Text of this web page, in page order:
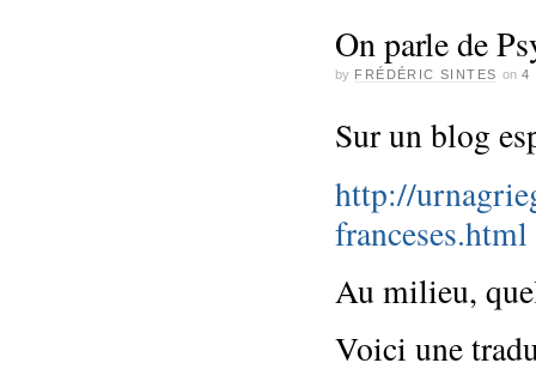
On parle de
by FRÉDÉRIC SINTES on 4
Sur un blog
http://
franceses.html
Au milieu,
Voici une